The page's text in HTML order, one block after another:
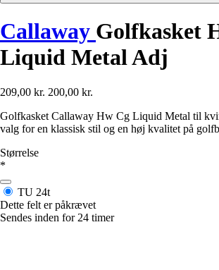
Callaway Golfkasket
Liquid Metal Adj
209,00 kr. 200,00 kr.
Golfkasket Callaway Hw Cg Liquid Metal til
valg for en klassisk stil og en høj kvalitet på
Størrelse
*
TU 24t
Dette felt er påkrævet
Sendes inden for 24 timer